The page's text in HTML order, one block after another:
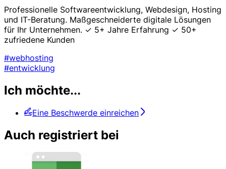
Professionelle Softwareentwicklung, Webdesign, Hosting
und IT-Beratung. Maßgeschneiderte digitale Lösungen
für Ihr Unternehmen. ✓ 5+ Jahre Erfahrung ✓ 50+
zufriedene Kunden
#webhosting
#entwicklung
Ich möchte...
Eine Beschwerde einreichen
Auch registriert bei